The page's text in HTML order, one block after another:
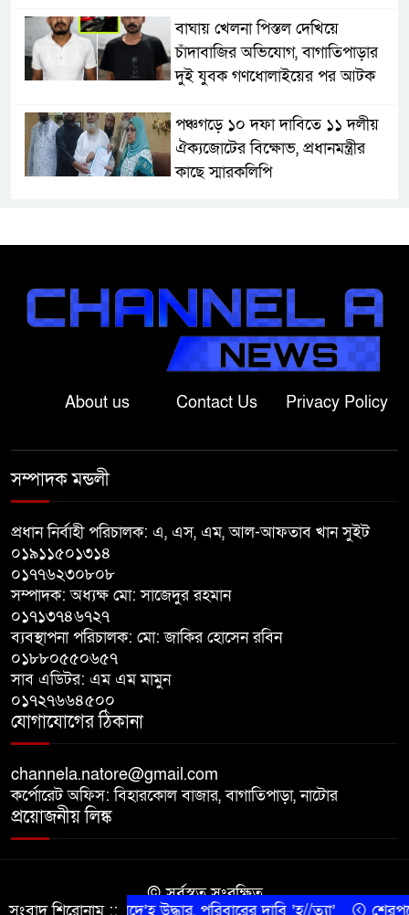
বাঘায় খেলনা পিস্তল দেখিয়ে
চাঁদাবাজির অভিযোগ, বাগাতিপাড়ার
দুই যুবক গণধোলাইয়ের পর আটক
পঞ্চগড়ে ১০ দফা দাবিতে ১১ দলীয়
ঐক্যজোটের বিক্ষোভ, প্রধানমন্ত্রীর
কাছে স্মারকলিপি
ঘণ্টার ব্যবধানে স্ত্রীরও মৃত্যু, শোকে
বাংলাদেশের মাটিতে আর কোনোদিন
ফ্যাসিস্টের স্থান হবে না: নাটোরে হুইপ
দুলু
লালপুরে নারীর ১ লাখ ৮০ হাজার টাকা
অভিযোগে বাগাতিপাড়ায় মানববন্ধন
সমাপনী ও পুরস্কার বিতরণ
About us Contact Us Privacy Policy
সম্পাদক মন্ডলী
প্রধান নির্বাহী পরিচালক: এ, এস, এম, আল-আফতাব খান সুইট
০১৯১১৫০১৩১৪
০১৭৭৬২৩০৮০৮
সম্পাদক: অধ্যক্ষ মো: সাজেদুর রহমান
০১৭১৩৭৪৬৭২৭
ব্যবস্থাপনা পরিচালক: মো: জাকির হোসেন রবিন
০১৮৮০৫৫০৬৫৭
সাব এডিটর: এম এম মামুন
০১৭২৭৬৬৪৫০০
যোগাযোগের ঠিকানা
channela.natore@gmail.com
কর্পোরেট অফিস: বিহারকোল বাজার, বাগাতিপাড়া, নাটোর
প্রয়োজনীয় লিঙ্ক
© সর্বস্বত্ব সংরক্ষিত